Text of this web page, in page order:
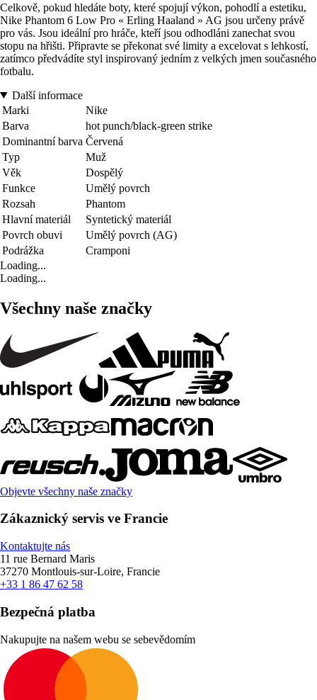
Celkově, pokud hledáte boty, které spojují výkon, pohodlí a estetiku,
Nike Phantom 6 Low Pro « Erling Haaland » AG jsou určeny právě
pro vás. Jsou ideální pro hráče, kteří jsou odhodláni zanechat svou
stopu na hřišti. Připravte se překonat své limity a excelovat s lehkostí,
zatímco předvádíte styl inspirovaný jedním z velkých jmen současného
fotbalu.
Další informace
Marki
Nike
Barva
hot punch/black-green strike
Dominantní barva Červená
Typ
Muž
Věk
Dospělý
Funkce
Umělý povrch
Rozsah
Phantom
Hlavní materiál
Syntetický materiál
Povrch obuvi
Umělý povrch (AG)
Podrážka
Cramponi
Loading...
Loading...
Všechny naše značky
Objevte všechny naše značky
Zákaznický servis ve Francie
Kontaktujte nás
11 rue Bernard Maris
37270 Montlouis-sur-Loire, Francie
+33 1 86 47 62 58
Bezpečná platba
Nakupujte na našem webu se sebevědomím